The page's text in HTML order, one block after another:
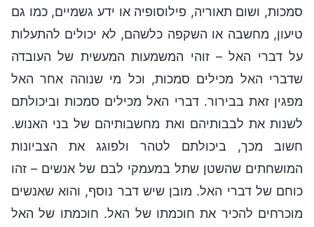
סמכות, ושום תאוריה, פילוסופיה או ידע גשמיים, כמו גם
טיעון, מחשבה או השקפה כלשהם, לא יכולים להתעלות
על דברי האל – זוהי המשמעות המעשית של העובדה
שדברי האל מכילים סמכות, וכל מי שנוהה אחר האל
מפגין זאת בבירור. דברי האל מכילים סמכות וביכולתם
לשנות את לבבותיהם ואת מחשבותיהם של בני האנוש.
חשוב מכך, ביכולתם לטהר ולפוגג את הצביונות
המושחתים שהשטן שתל במעמקי לבם של אנשים – זהו
כוחם של דברי האל. מובן שיש דבר נוסף, והוא שאנשים
מוכרחים להכיר את חוכמתו של האל. חוכמתו של האל